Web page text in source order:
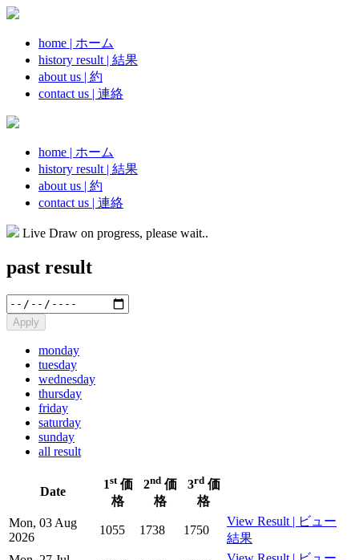
home | ホーム
history result | 結果
about us | 約
contact us | 連絡
home | ホーム
history result | 結果
about us | 約
contact us | 連絡
Live Draw on progress, please wait..
past result
monday
tuesday
wednesday
thursday
friday
saturday
sunday
all result
Date
1st価
格
2nd価
格
3rd価
格
Mon, 03 Aug
2026
1055 1738 1750
View Result | ビュー
結果